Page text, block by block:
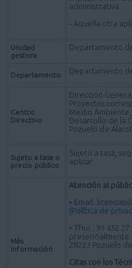
administrativa.
- Aquella otra
Unidad
gestora
Departamento
Departamento Departamento
Centro
Directivo
Dirección
Proyectos
Medio
Desarrollo de la
Pozuelo de
Sujeto a tasa o
precio público
Sujeto a tasa,
aplicar.
Más
información
Atención al
• Email:
(Política de
• Tfno.: 91 452
presencialmente
28223 Pozuelo
Citas con los